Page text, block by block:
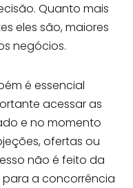
Quanto mais
eles são, maiores
negócios.
é essencial
acessar as
e no momento
ofertas ou
não é feito da
a concorrência